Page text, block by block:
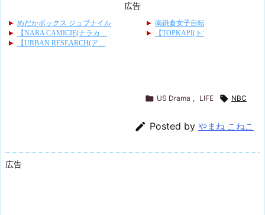
広告
 US Drama , LIFE  NBC
 Posted by やまね こねこ
広告